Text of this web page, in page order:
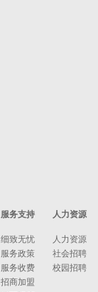
服务支持
细致无忧
服务政策
服务收费
招商加盟
人力资源
人力资源
社会招聘
校园招聘